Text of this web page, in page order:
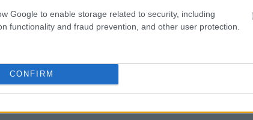
Google to enable storage related to security, including
functionality and fraud prevention, and other user protection.
CONFIRM